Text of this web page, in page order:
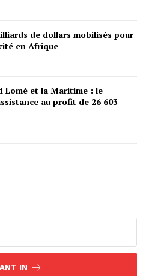
de dollars mobilisés pour
en Afrique
Lomé et la Maritime : le
au profit de 26 603
IN